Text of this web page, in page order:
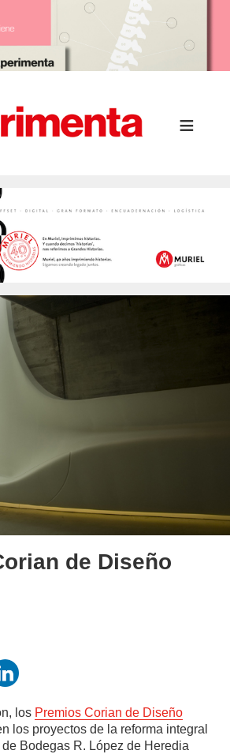
de Diseño
los Premios Corian de Diseño
los proyectos de la reforma integral
Bodegas R. López de Heredia